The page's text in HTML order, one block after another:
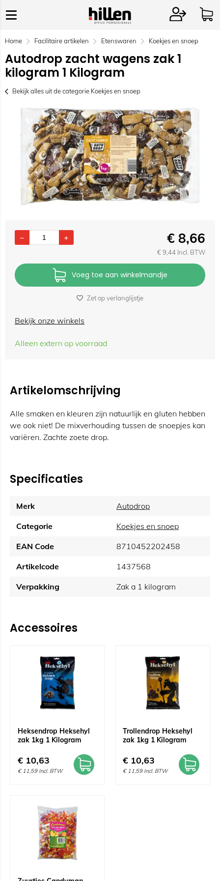
Home Facilitaire artikelen Etenswaren Koekjes en snoep
Autodrop zacht wagens zak 1
kilogram 1 Kilogram
Bekijk alles uit de categorie Koekjes en snoep
€ 8,66
€9,44 Incl. BTW
Voeg toe aan winkelmandje
Zet op verlanglijstje
Bekijk onze winkels
Alleen extern op voorraad
Artikelomschrijving
Alle smaken en kleuren zijn natuurlijk en gluten hebben
we ook niet! De mixverhouding tussen de snoepjes kan
variëren. Zachte zoete drop.
Specificaties
Merk Autodrop
Categorie Koekjes en snoep
EAN Code 8710452202458
Artikelcode 1437568
Verpakking Zak a 1 kilogram
Accessoires
Heksendrop Heksehyl
zak 1kg 1 Kilogram
€ 10,63
€ 11,59 Incl. BTW
Trollendrop Heksehyl
zak 1kg 1 Kilogram
€ 10,63
€ 11,59 Incl. BTW